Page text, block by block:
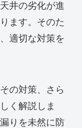
井の劣化が進
ます。そのた
適切な対策を
の対策、さら
く解説しま
りを未然に防